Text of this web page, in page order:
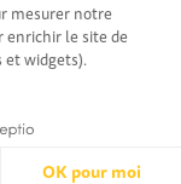
mesurer notre
enrichir le site de
widgets).
OK pour moi
de